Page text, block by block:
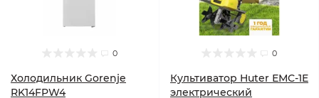
0
Холодильник Gorenje
RK14FPW4
0
Культиватор Huter ЕМС-1E
электрический